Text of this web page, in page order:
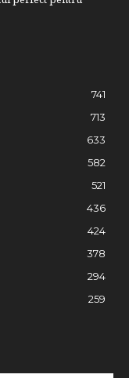
741
713
633
582
521
436
424
378
294
259